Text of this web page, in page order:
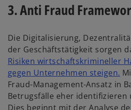
3. Anti Fraud
Die Digitalisierung,
der Geschäftstätigkeit sorgen
Risiken wirtschaftskrimineller
gegen Unternehmen steigenw
i
r
d
.
Fraud-Management-Ansatz in
Betrugsfälle eher identifizieren
Dies beginnt mit der Analyse